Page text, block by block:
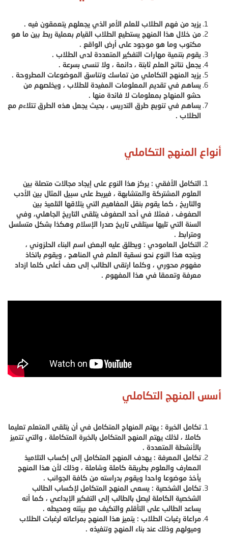
يزيد من فهم الطلاب للعلم الأمر الذي يجعلهم يتعمقون فيه .
من خلال هذا المنهج يستطيع الطلاب القيام بعملية ربط بين ما هو
مكتوب وما هو موجود على أرض الواقع .
يقوم بتنمية مهارات التفكير المتعددة لدى الطلاب .
يجعل نتائج العلم ثابتة ، دائمة ، ولا تنسى بسرعة .
يزيد المنهج التكاملي من تماسك وتناسق الموضوعات المطروحة .
يساهم في تقديم المعلومات المفيدة للطلاب ، ويخلصهم من
حشو المنهاج بمعلومات لا فائدة منها .
يساهم في تنويع طرق التدريس ، بحيث يجعل هذه الطرق تتلاءم مع
الطلاب .
أنواع المنهج التكاملي
التكامل الأفقي : يركز هذا النوع على إيجاد مجالات متصلة بين
العلوم المشتركة والمتشابهة ، فيربط على سبيل المثال بين الأدب
والتاريخ ، كما يقوم بنقل المفاهيم التي يتلاقها التلميذ بين
الصفوف ، فمثلا في أحد الصفوف يتلقى التاريخ الجاهلي، وفي
السنة التي تليها سيتلقى تاريخ صدرا الإسلام وهكذا بشكل متسلسل
ومترابط .
التكامل العامودي : ويطلق عليه البعض اسم البناء الحلزوني ،
ويتجه هذا النوع نحو نسقية العلم في المناهج ، ويقوم باتخاذ
مفهوم محوري ، وكلما ارتقى الطالب إلى صف أعلى كلما ازداد
معرفة وتعمقا في هذا المفهوم .
أسس المنهج التكاملي
تكامل الخبرة : يهتم المنهاج المتكامل في أن يتلقى المتعلم تعليما
كاملا ، لذلك يهتم المنهج المتكامل بالخبرة المتكاملة ، والتي تتميز
بالأنشطة المتعددة .
تكامل المعرفة : يهدف المنهج المتكامل إلى إكساب التلاميذ
المعارف والعلوم بطريقة كاملة وشاملة ، وذلك لأن هذا المنهج
يأخذ موضوعا واحدا ويقوم بدراسته من كافة الجوانب .
تكامل الشخصية : يسعى المنهج المتكامل لإكساب الطالب
الشخصية الكاملة ليصل بالطالب إلى التفكير الإبداعي ، كما أنه
يساعد الطالب على التأقلم والتكيف مع بيئته ومحيطه .
مراعاة رغبات الطلاب : يتميز هذا المنهج بمراعاته لرغبات الطلاب
وميولهم وذلك عند بناء المنهج وتنفيذه .